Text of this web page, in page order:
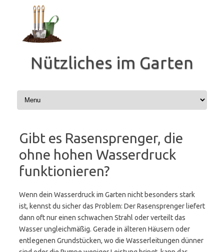
springen
Nützliches im Garten
Gibt es Rasensprenger, die
ohne hohen Wasserdruck
funktionieren?
Wenn dein Wasserdruck im Garten nicht besonders stark
ist, kennst du sicher das Problem: Der Rasensprenger liefert
dann oft nur einen schwachen Strahl oder verteilt das
Wasser ungleichmäßig. Gerade in älteren Häusern oder
entlegenen Grundstücken, wo die Wasserleitungen dünner